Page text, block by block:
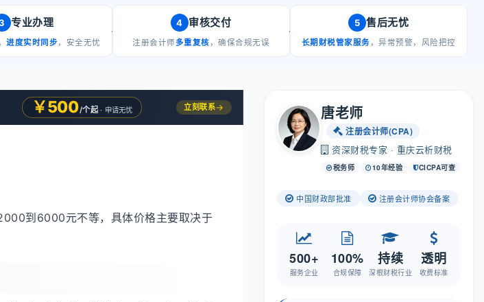
专业办理
进度实时同步，安全无忧
4 审核交付
注册会计师多重复核 ，确保合规无误
5 售后无忧
长期财税管家服务 ，异常预警，风险把控
￥500/个起 · 申请无忧 立刻联系→
到6000元不等，具体价格主要取决于
唐老师
注册会计师(CPA)
资深财税专家 · 重庆云析财税
税务师 10年经验 CICPA可查
中国财政部批准 注册会计师协会备案
500+
服务企业
100%
合规保障
持续
深根财税行业
透明
收费标准